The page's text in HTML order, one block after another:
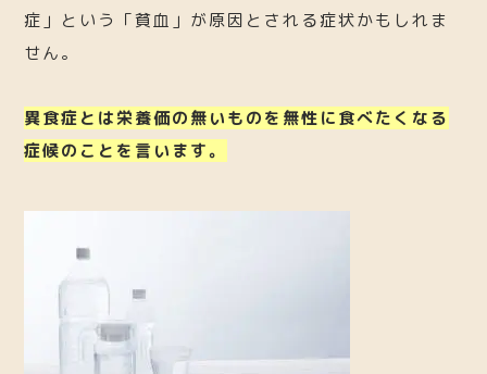
症」という「貧血」が原因とされる症状かもしれま
せん。
異食症とは栄養価の無いものを無性に食べたくなる
症候のことを言います。